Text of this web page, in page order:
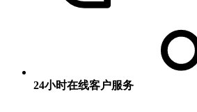
24小时在线客户服务